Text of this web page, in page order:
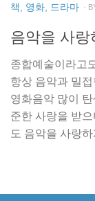
책, 영화, 드라마 ·
음악을 사
종합예술이라고
항상 음악과 밀
영화음악 많이
준한 사랑을 받
도 음악을 사랑